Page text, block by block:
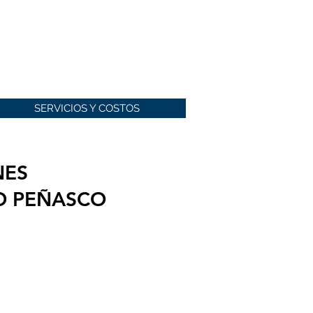
PEÑASCO
SERVICIOS Y COSTOS